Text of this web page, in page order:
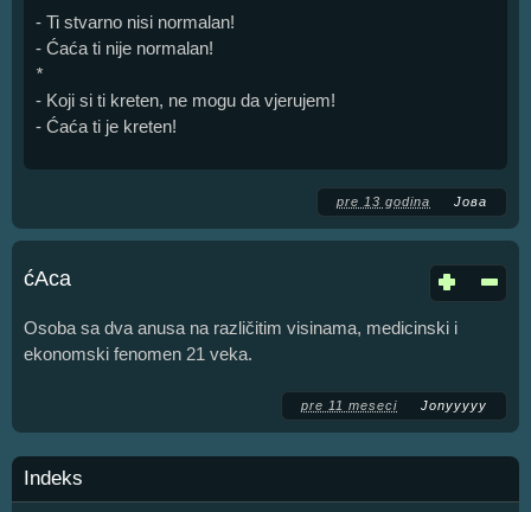
- Ti stvarno nisi normalan!
- Ćaća ti nije normalan!
*
- Koji si ti kreten, ne mogu da vjerujem!
- Ćaća ti je kreten!
pre 13 godina Јова
ćAca
Osoba sa dva anusa na različitim visinama, medicinski i
ekonomski fenomen 21 veka.
pre 11 meseci Jonyyyyy
Indeks